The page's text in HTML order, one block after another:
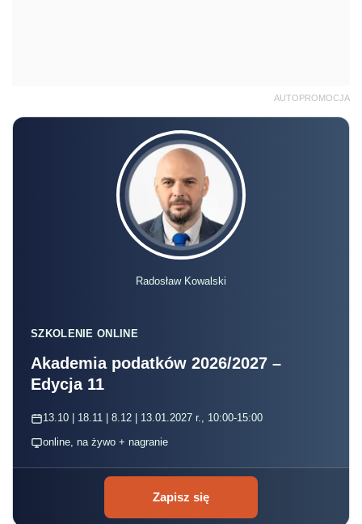
AUTOPROMOCJA
Radosław Kowalski
SZKOLENIE ONLINE
Akademia podatków 2026/2027 –
Edycja 11
13.10 | 18.11 | 8.12 | 13.01.2027 r., 10:00-15:00
online, na żywo + nagranie
Zapisz się